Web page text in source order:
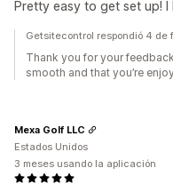
Pretty easy to get set up! I
Getsitecontrol respondió 4 de
Thank you for your
smooth and that you’re
Mexa Golf LLC
Estados Unidos
3 meses usando la aplicación